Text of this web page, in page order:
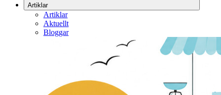
Artiklar
Artiklar
Aktuellt
Bloggar